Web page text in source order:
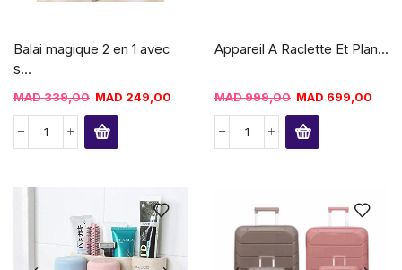
Balai magique 2 en 1 avec
s...
MAD339,00 MAD 249,00
Appareil A Raclette Et Plan...
MAD999,00 MAD 699,00